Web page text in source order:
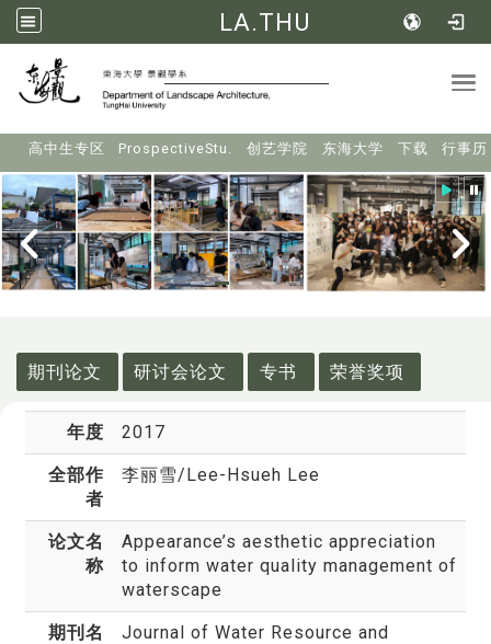
LA.THU
高中生专区 ProspectiveStu. 创艺学院 东海大学 下载 行事历
期刊论文
研讨会论文 专书 荣誉奖项
年度 2017
全部作
者
李丽雪/Lee-Hsueh Lee
论文名
称
Appearance’s aesthetic appreciation
to inform water quality management of
waterscape
期刊名
Journal of Water Resource and